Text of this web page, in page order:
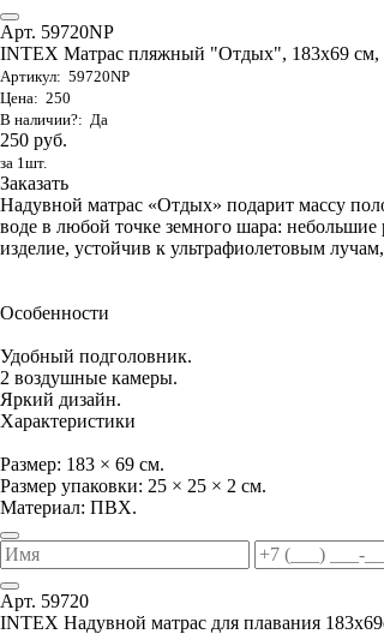
Арт. 59720NP
INTEX Матрас пляжный "Отдых", 183х69
Артикул: 59720NP
Цена: 250
В наличии?: Да
250 руб.
за 1шт.
Заказать
Надувной матрас «Отдых» подарит массу
воде в любой точке земного шара: небольшие
изделие, устойчив к ультрафиолетовым
Особенности
Удобный подголовник.
2 воздушные камеры.
Яркий дизайн.
Характеристики
Размер: 183 × 69 см.
Размер упаковки: 25 × 25 × 2 см.
Материал: ПВХ.
Арт. 59720
INTEX Надувной матрас для плавания